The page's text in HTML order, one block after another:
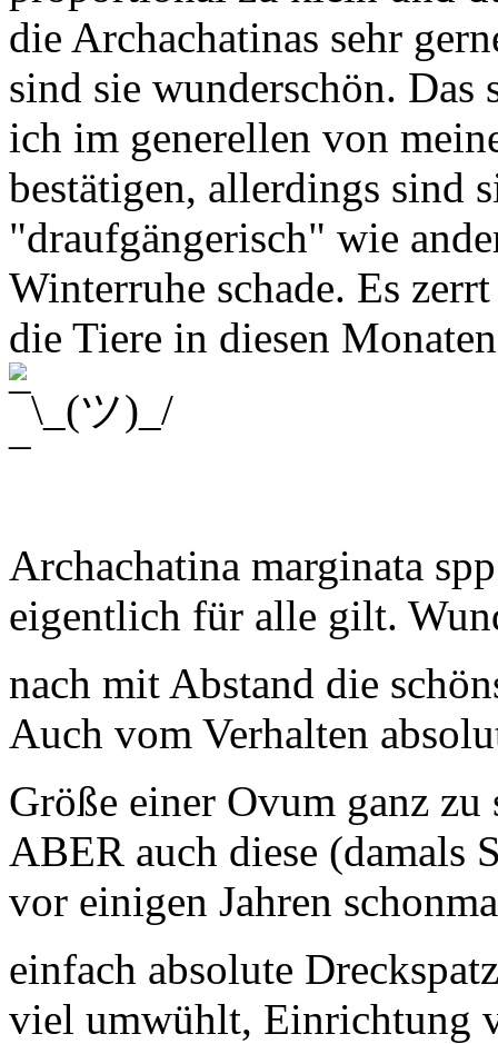
die Archachatinas sehr
sind sie wunderschön.
ich im generellen von
bestätigen, allerdings sind
"draufgängerisch" wie
Winterruhe schade. Es
die Tiere in diesen
Archachatina marginata
eigentlich für alle gilt.
nach mit Abstand die
Auch vom Verhalten
Größe einer Ovum ganz
ABER auch diese (damals
vor einigen Jahren
einfach absolute
viel umwühlt, Einrichtung